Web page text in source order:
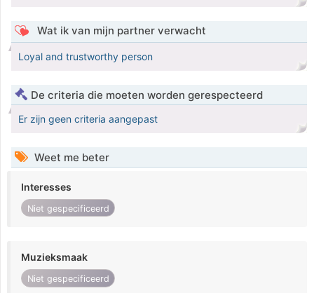
Wat ik van mijn partner verwacht
Loyal and trustworthy person
De criteria die moeten worden gerespecteerd
Er zijn geen criteria aangepast
Weet me beter
Interesses
Niet gespecificeerd
Muzieksmaak
Niet gespecificeerd